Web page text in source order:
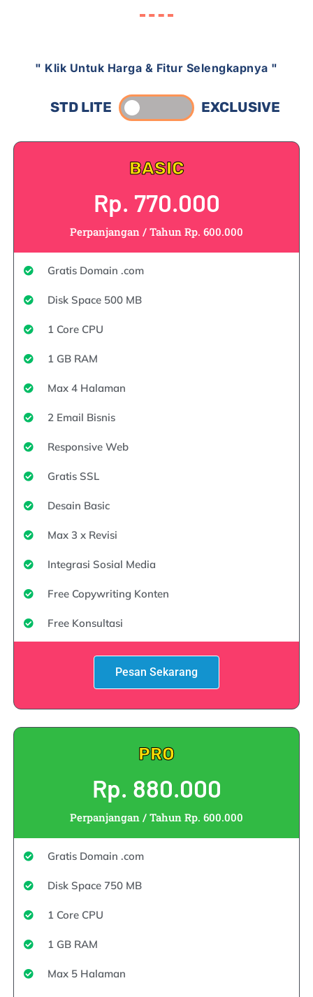
" Klik Untuk Harga & Fitur Selengkapnya "
STD LITE EXCLUSIVE
BASIC
Rp. 770.000
Perpanjangan / Tahun Rp. 600.000
Gratis Domain .com
Disk Space 500 MB
1 Core CPU
1 GB RAM
Max 4 Halaman
2 Email Bisnis
Responsive Web
Gratis SSL
Desain Basic
Max 3 x Revisi
Integrasi Sosial Media
Free Copywriting Konten
Free Konsultasi
Pesan Sekarang
PRO
Rp. 880.000
Perpanjangan / Tahun Rp. 600.000
Gratis Domain .com
Disk Space 750 MB
1 Core CPU
1 GB RAM
Max 5 Halaman